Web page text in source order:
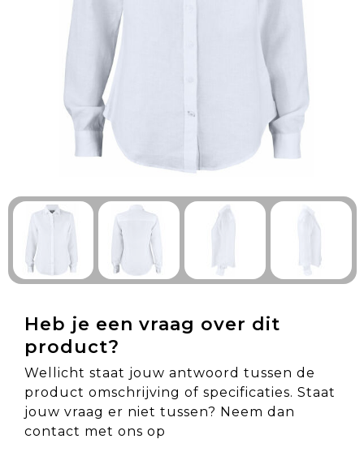
Technologie & Gadgets
Outdoor & Vrije tijd
Pennen & Schrijfwaren
Tassen & Reizen
Gezondheid & Welzijn
Eten & Drinken
Heb je een vraag over dit
product?
Wellicht staat jouw antwoord tussen de
product omschrijving of specificaties. Staat
jouw vraag er niet tussen? Neem dan
contact met ons op